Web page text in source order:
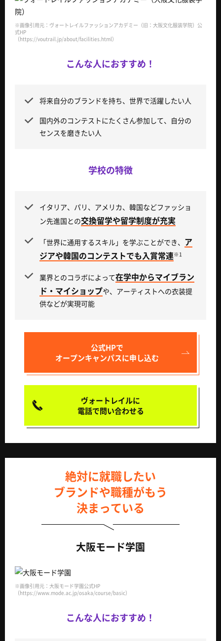
※画像引用元：ヴォートレイルファッションアカデミー（旧：大阪文化服装学院）公
式HP
（https://voutrail.jp/about/facilities.html）
こんな人におすすめ！
将来自分のブランドを持ち、世界で活躍したい人
国内外のコンテストにたくさん参加して、自分の
センスを磨きたい人
学校の特徴
イタリア、パリ、アメリカ、韓国などファッショ
ン先進国との交換留学や留学制度が充実
「世界に通用するスキル」を学ぶことができ、 ア
ジアや韓国のコンテストでも入賞常連※1
業界とのコラボによって在学中からマイブラン
ド・マイショップや、アーティストへの衣装提
供などが実現可能
公式HPで
オープンキャンパスに申し込む
ヴォートレイルに
電話で問い合わせる
絶対に就職したい
ブランドや職種がもう
決まっている
大阪モード学園
※画像引用元：大阪モード学園公式HP
（https://www.mode.ac.jp/osaka/course/basic）
こんな人におすすめ！